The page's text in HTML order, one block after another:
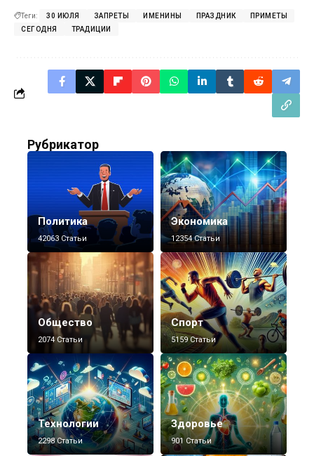
Теги: 30 ИЮЛЯ ЗАПРЕТЫ ИМЕНИНЫ ПРАЗДНИК
ПРИМЕТЫ
СЕГОДНЯ
ТРАДИЦИИ
Рубрикатор
Политика
42063 Статьи
Экономика
12354 Статьи
Общество
2074 Статьи
Спорт
5159 Статьи
Технологии
2298 Статьи
Здоровье
901 Статьи